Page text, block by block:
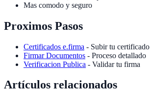
Mas comodo y seguro
Proximos Pasos
Certificados e.firma - Subir tu certificado
Firmar Documentos - Proceso detallado
Verificacion Publica - Validar tu firma
Artículos relacionados